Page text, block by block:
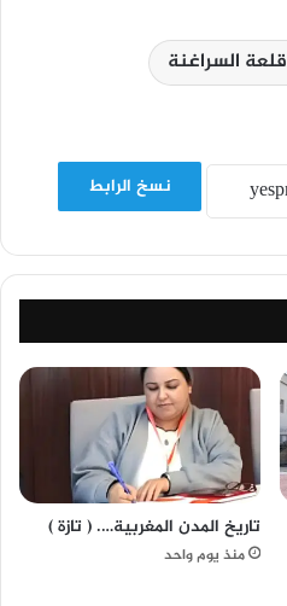
قلعة السراغنة
نسخ الرابط
تاريخ المدن المغربية…. ( تازة )
منذ يوم واحد